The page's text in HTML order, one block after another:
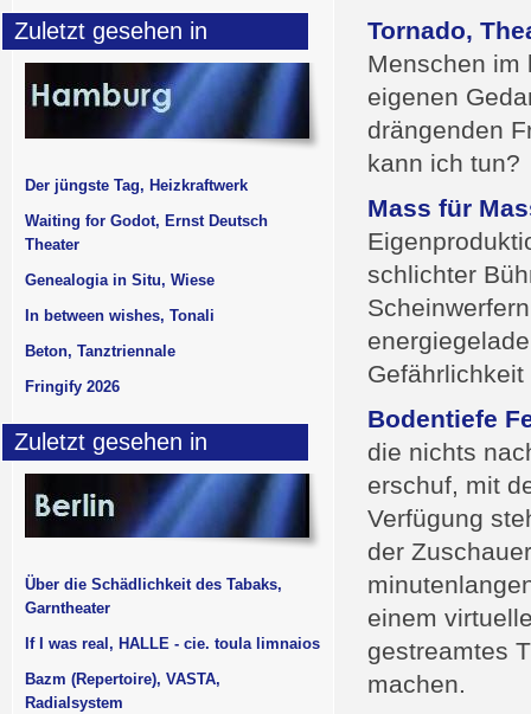
Tornado,
Menschen im
eigenen
drängenden
kann ich tun?
Mass für
schlichter
Bodentiefe
die nichts
erschuf, mit
Verfügung
der
einem
gestreamtes
machen.
Zuletzt gesehen in
Der jüngste Tag, Heizkraftwerk
Waiting for Godot, Ernst Deutsch
Theater
Genealogia in Situ, Wiese
In between wishes, Tonali
Beton, Tanztriennale
Fringify 2026
Zuletzt gesehen in
Über die Schädlichkeit des Tabaks,
Garntheater
If I was real, HALLE - cie. toula limnaios
Bazm (Repertoire), VASTA,
Radialsystem